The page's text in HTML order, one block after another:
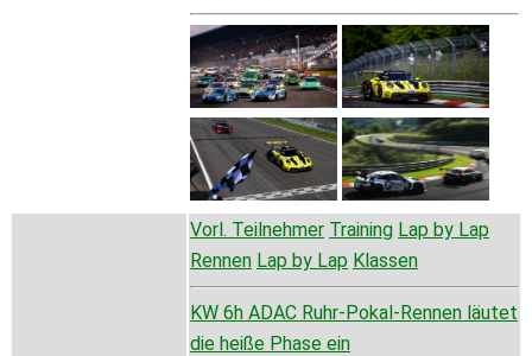
Vorl. Teilnehmer Training Lap by Lap
Rennen Lap by Lap Klassen
KW 6h ADAC Ruhr-Pokal-Rennen läutet
die heiße Phase ein